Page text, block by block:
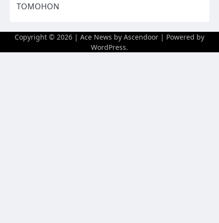
TOMOHON
Copyright © 2026 | Ace News by Ascendoor | Powered by
WordPress.